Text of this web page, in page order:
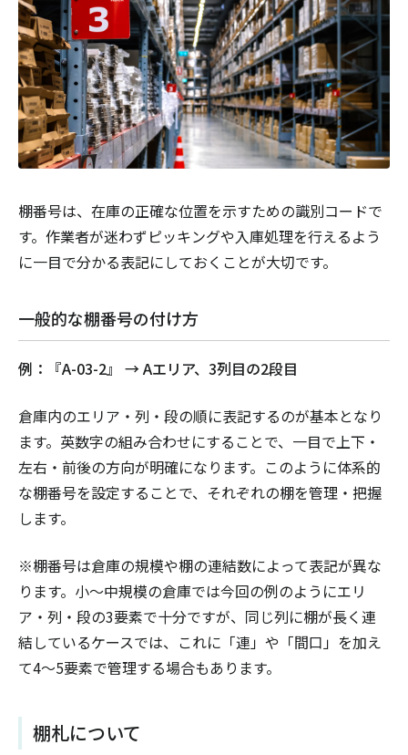
棚番号は、在庫の正確な位置を示すための識別コードで
す。作業者が迷わずピッキングや入庫処理を行えるよう
に一目で分かる表記にしておくことが大切です。
一般的な棚番号の付け方
例：『A-03-2』 → Aエリア、3列目の2段目
倉庫内のエリア・列・段の順に表記するのが基本となり
ます。英数字の組み合わせにすることで、一目で上下・
左右・前後の方向が明確になります。このように体系的
な棚番号を設定することで、それぞれの棚を管理・把握
します。
※棚番号は倉庫の規模や棚の連結数によって表記が異な
ります。小〜中規模の倉庫では今回の例のようにエリ
ア・列・段の3要素で十分ですが、同じ列に棚が長く連
結しているケースでは、これに「連」や「間口」を加え
て4〜5要素で管理する場合もあります。
棚札について